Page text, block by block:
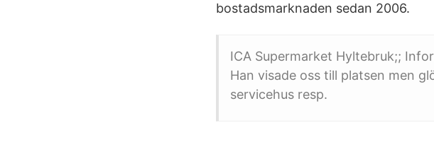
bostadsmarknaden sedan 2006.
ICA Supermarket Hyltebruk;;
Han visade oss till platsen men
servicehus resp.